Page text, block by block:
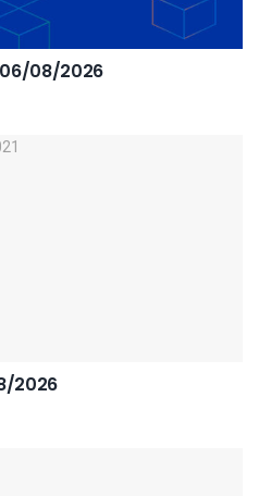
06/08/2026
2026